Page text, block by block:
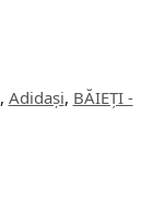
, Adidași, BĂIEȚI -